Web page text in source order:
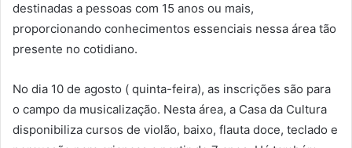
destinadas a pessoas com 15 anos ou mais,
proporcionando conhecimentos essenciais nessa área tão
presente no cotidiano.
No dia 10 de agosto ( quinta-feira), as inscrições são para
o campo da musicalização. Nesta área, a Casa da Cultura
disponibiliza cursos de violão, baixo, flauta doce, teclado e